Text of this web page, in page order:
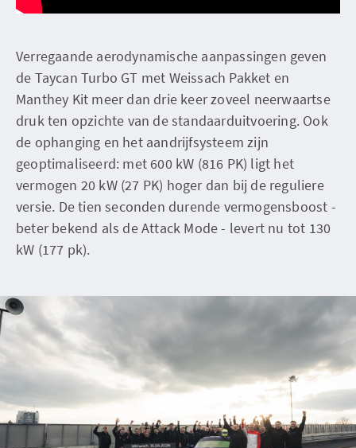
Verregaande aerodynamische aanpassingen geven
de Taycan Turbo GT met Weissach Pakket en
Manthey Kit meer dan drie keer zoveel neerwaartse
druk ten opzichte van de standaarduitvoering. Ook
de ophanging en het aandrijfsysteem zijn
geoptimaliseerd: met 600 kW (816 PK) ligt het
vermogen 20 kW (27 PK) hoger dan bij de reguliere
versie. De tien seconden durende vermogensboost -
beter bekend als de Attack Mode - levert nu tot 130
kW (177 pk).